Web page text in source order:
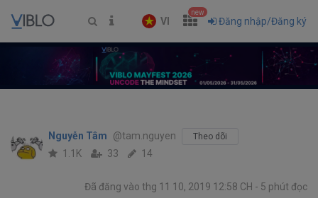
VI
new
Đăng nhập/Đăng ký
Nguyễn Tâm @tam.nguyen Theo dõi
1.1K 33 14
Đã đăng vào thg 11 10, 2019 12:58 CH 5 phút đọc